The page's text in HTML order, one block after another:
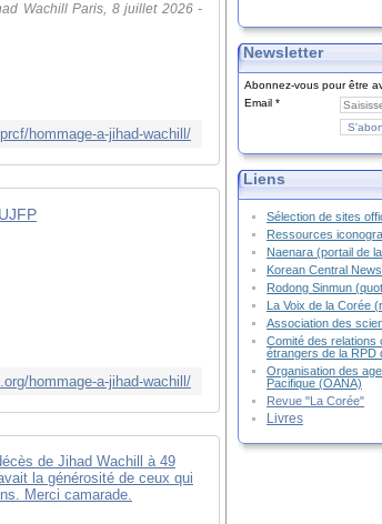
Wachill Paris, 8 juillet 2026 -
hommage-a-jihad-wachill/
hommage-a-jihad-wachill/
Newsletter
Abonnez-vous pour être
Email
Liens
Sélection de sites
Ressources
Naenara (portail de
Korean Central
Rodong Sinmun
La Voix de la Corée
Association des
Comité des relations
étrangers de la RPD
Organisation des
Pacifique (OANA)
Revue "La Corée"
Livres